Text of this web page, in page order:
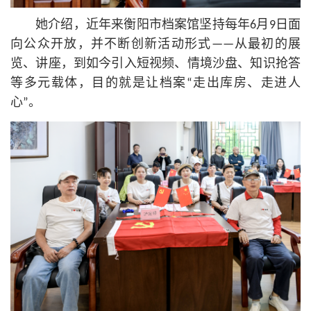
她介绍，近年来衡阳市档案馆坚持每年6月9日面
向公众开放，并不断创新活动形式——从最初的展
览、讲座，到如今引入短视频、情境沙盘、知识抢答
等多元载体，目的就是让档案“走出库房、走进人
心”。